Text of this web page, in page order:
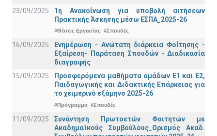
23/09/2025
1η Ανακοίνωση για υποβολή αιτήσεων
Πρακτικής Άσκησης μέσω ΕΣΠΑ_2025-26
#Θέσεις Εργασίας #Σπουδές
16/09/2025
Ενημέρωση - Ανώτατη διάρκεια Φοίτησης -
Εξαίρεση- Παράταση Σπουδών - Διαδικασία
διαγραφής
15/09/2025
Προσφερόμενα μαθήματα ομάδων Ε1 και Ε2,
Παιδαγωγικής και Διδακτικής Επάρκειας για
το χειμερινό εξάμηνο 2025-26
#Πρόγραμμα #Σπουδές
11/09/2025
Συνάντηση Πρωτοετών Φοιτητών με
Ακαδημαϊκούς Συμβούλους_Ορισμός Ακαδ.